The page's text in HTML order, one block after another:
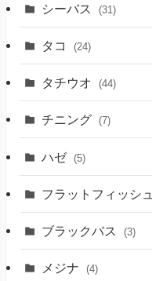
シーバス (31)
タコ (24)
タチウオ (44)
チニング (7)
ハゼ (5)
フラットフィッシュ
ブラックバス (3)
メジナ (4)